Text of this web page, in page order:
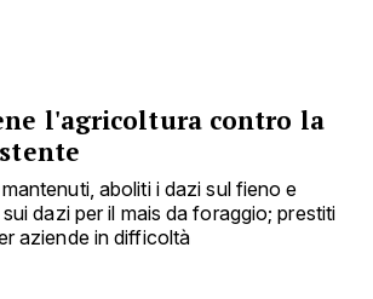
l'agricoltura contro la
aboliti i dazi sul fieno e
dazi per il mais da foraggio; prestiti
aziende in difficoltà